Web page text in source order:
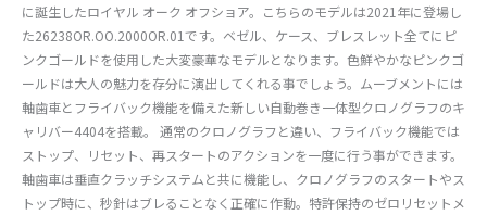
に誕生したロイヤル オーク オフショア。こちらのモデルは2021年に登場し
た26238OR.OO.2000OR.01です。ベゼル、ケース、ブレスレット全てにピ
ンクゴールドを使用した大変豪華なモデルとなります。色鮮やかなピンクゴ
ールドは大人の魅力を存分に演出してくれる事でしょう。ムーブメントには
軸歯車とフライバック機能を備えた新しい自動巻き一体型クロノグラフのキ
ャリバー4404を搭載。 通常のクロノグラフと違い、フライバック機能では
ストップ、リセット、再スタートのアクションを一度に行う事ができます。
軸歯車は垂直クラッチシステムと共に機能し、クロノグラフのスタートやス
トップ時に、秒針はブレることなく正確に作動。特許保持のゼロリセットメ